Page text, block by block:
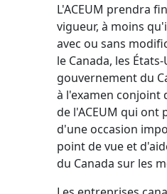
L'ACEUM prendra
vigueur, à moins
avec ou sans
le Canada, les
gouvernement du
à l'examen conjoint
de l'ACEUM qui ont
d'une occasion
point de vue et
du Canada sur les